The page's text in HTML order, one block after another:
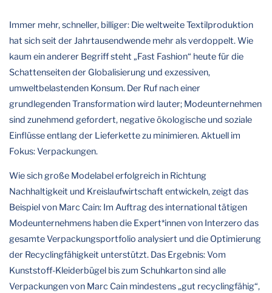
Immer mehr, schneller, billiger: Die weltweite Textilproduktion
hat sich seit der Jahrtausendwende mehr als verdoppelt. Wie
kaum ein anderer Begriff steht „Fast Fashion“ heute für die
Schattenseiten der Globalisierung und exzessiven,
umweltbelastenden Konsum. Der Ruf nach einer
grundlegenden Transformation wird lauter; Modeunternehmen
sind zunehmend gefordert, negative ökologische und soziale
Einflüsse entlang der Lieferkette zu minimieren. Aktuell im
Fokus: Verpackungen.
Wie sich große Modelabel erfolgreich in Richtung
Nachhaltigkeit und Kreislaufwirtschaft entwickeln, zeigt das
Beispiel von Marc Cain: Im Auftrag des international tätigen
Modeunternehmens haben die Expert*innen von Interzero das
gesamte Verpackungsportfolio analysiert und die Optimierung
der Recyclingfähigkeit unterstützt. Das Ergebnis: Vom
Kunststoff-Kleiderbügel bis zum Schuhkarton sind alle
Verpackungen von Marc Cain mindestens „gut recyclingfähig“,